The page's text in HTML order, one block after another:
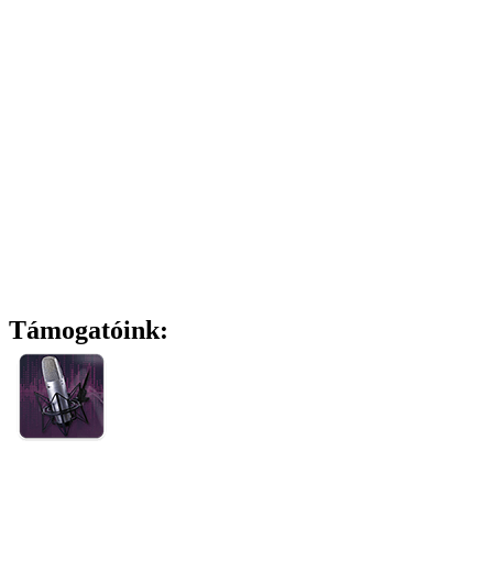
Támogatóink: